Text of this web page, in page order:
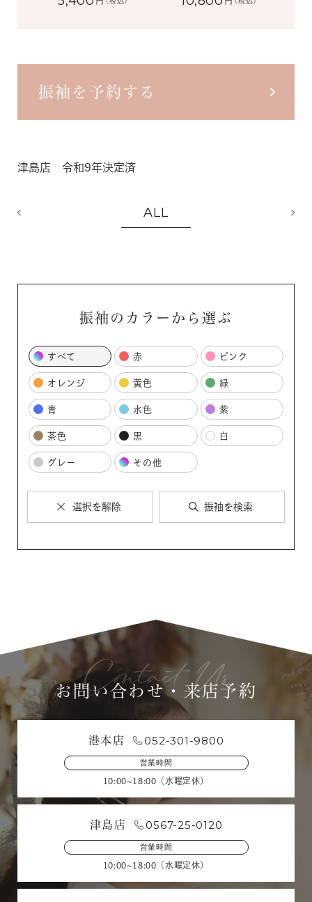
振袖を予約する
津島店 令和9年決定済
ALL
振袖のカラーから選ぶ
すべて 赤 ピンク
オレンジ 黄色 緑
青 水色 紫
茶色 黒 白
グレー その他
選択を解除 振袖を検索
お問い合わせ・来店予約
港本店 052-301-9800
営業時間
10:00~18:00（水曜定休）
津島店 0567-25-0120
営業時間
10:00~18:00（水曜定休）